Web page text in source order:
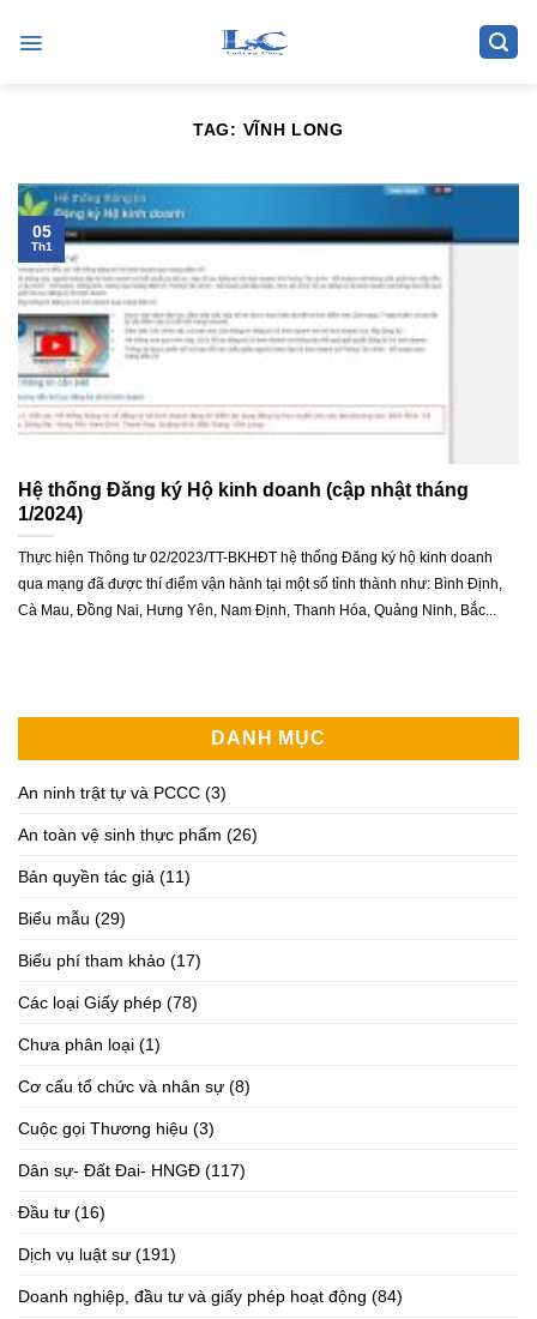
TAG: VĨNH LONG
Hệ thống Đăng ký Hộ kinh doanh (cập nhật tháng
1/2024)
Thực hiện Thông tư 02/2023/TT-BKHĐT hệ thống Đăng ký hộ kinh doanh
qua mạng đã được thí điểm vận hành tại một số tỉnh thành như: Bình Định,
Cà Mau, Đồng Nai, Hưng Yên, Nam Định, Thanh Hóa, Quảng Ninh, Bắc...
05
Th1
DANH MỤC
An ninh trật tự và PCCC (3)
An toàn vệ sinh thực phẩm (26)
Bản quyền tác giả (11)
Biểu mẫu (29)
Biểu phí tham khảo (17)
Các loại Giấy phép (78)
Chưa phân loại (1)
Cơ cấu tổ chức và nhân sự (8)
Cuộc gọi Thương hiệu (3)
Dân sự- Đất Đai- HNGĐ (117)
Đầu tư (16)
Dịch vụ luật sư (191)
Doanh nghiệp, đầu tư và giấy phép hoạt động (84)